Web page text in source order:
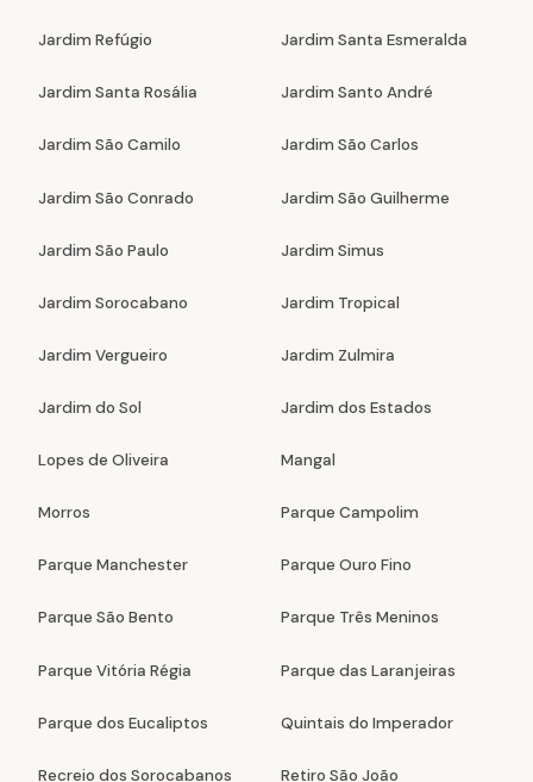
Jardim Refúgio Jardim Santa Esmeralda
Jardim Santa Rosália Jardim Santo André
Jardim São Camilo Jardim São Carlos
Jardim São Conrado Jardim São Guilherme
Jardim São Paulo Jardim Simus
Jardim Sorocabano Jardim Tropical
Jardim Vergueiro Jardim Zulmira
Jardim do Sol Jardim dos Estados
Lopes de Oliveira Mangal
Morros Parque Campolim
Parque Manchester Parque Ouro Fino
Parque São Bento Parque Três Meninos
Parque Vitória Régia Parque das Laranjeiras
Parque dos Eucaliptos Quintais do Imperador
Recreio dos Sorocabanos Retiro São João